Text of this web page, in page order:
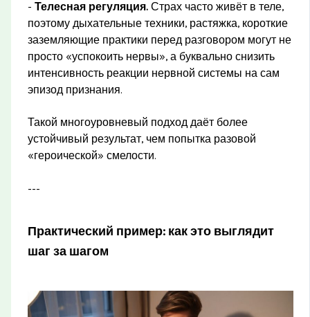
-Телесная регуляция. Страх часто живёт в теле,
поэтому дыхательные техники, растяжка, короткие
заземляющие практики перед разговором могут не
просто «успокоить нервы», а буквально снизить
интенсивность реакции нервной системы на сам
эпизод признания.
Такой многоуровневый подход даёт более
устойчивый результат, чем попытка разовой
«героической» смелости.
---
Практический пример: как это выглядит
шаг за шагом